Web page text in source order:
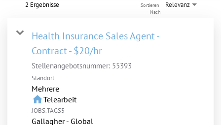
2 Ergebnisse Relevanz
Sortieren
Nach
Health Insurance Sales Agent -
Contract - $20/hr
Stellenangebotsnummer: 55393
Standort
Mehrere
homeTelearbeit
JOBS.TAGS5
Gallagher - Global